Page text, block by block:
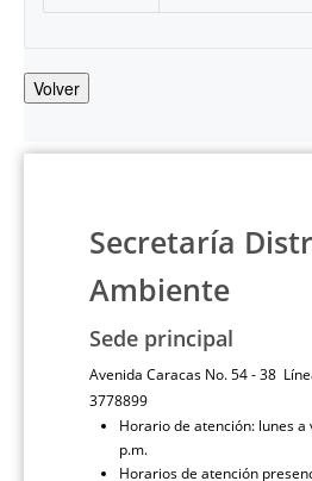
Volver
Secretaría
Ambiente
Sede principal
Avenida Caracas No. 54 - 38
3778899
Horario de atención: lunes a
p.m.
Horarios de atención